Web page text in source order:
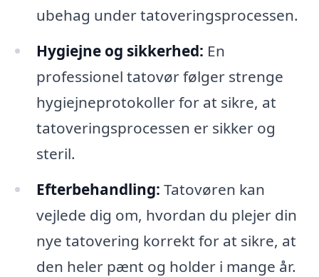
ubehag under tatoveringsprocessen.
Hygiejne og sikkerhed: En
professionel tatovør følger strenge
hygiejneprotokoller for at sikre, at
tatoveringsprocessen er sikker og
steril.
Efterbehandling: Tatovøren kan
vejlede dig om, hvordan du plejer din
nye tatovering korrekt for at sikre, at
den heler pænt og holder i mange år.